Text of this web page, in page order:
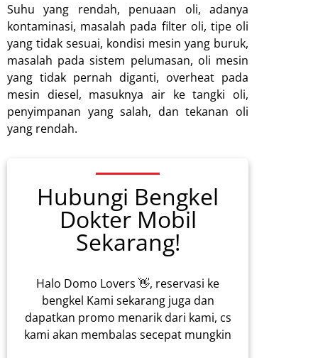
Suhu yang rendah, penuaan oli, adanya
kontaminasi, masalah pada filter oli, tipe oli
yang tidak sesuai, kondisi mesin yang buruk,
masalah pada sistem pelumasan, oli mesin
yang tidak pernah diganti, overheat pada
mesin diesel, masuknya air ke tangki oli,
penyimpanan yang salah, dan tekanan oli
yang rendah.
Hubungi Bengkel
Dokter Mobil
Sekarang!
Halo Domo Lovers 👋, reservasi ke
bengkel Kami sekarang juga dan
dapatkan promo menarik dari kami, cs
kami akan membalas secepat mungkin